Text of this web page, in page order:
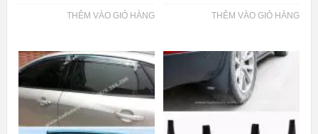
THÊM VÀO GIỎ HÀNG THÊM VÀO GIỎ HÀNG